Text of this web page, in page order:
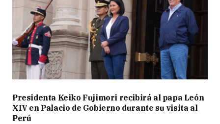
Presidenta Keiko Fujimori recibirá al papa León
XIV en Palacio de Gobierno durante su visita al
Perú